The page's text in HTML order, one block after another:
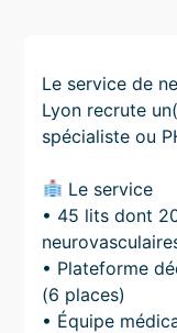
Le service de
Lyon recrute
spécialiste ou
Le service
• 45 lits dont
• Plateforme
(6 places)
• Équipe